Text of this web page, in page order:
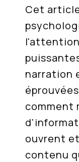
Cet
narration
comment
ouvrent
contenu